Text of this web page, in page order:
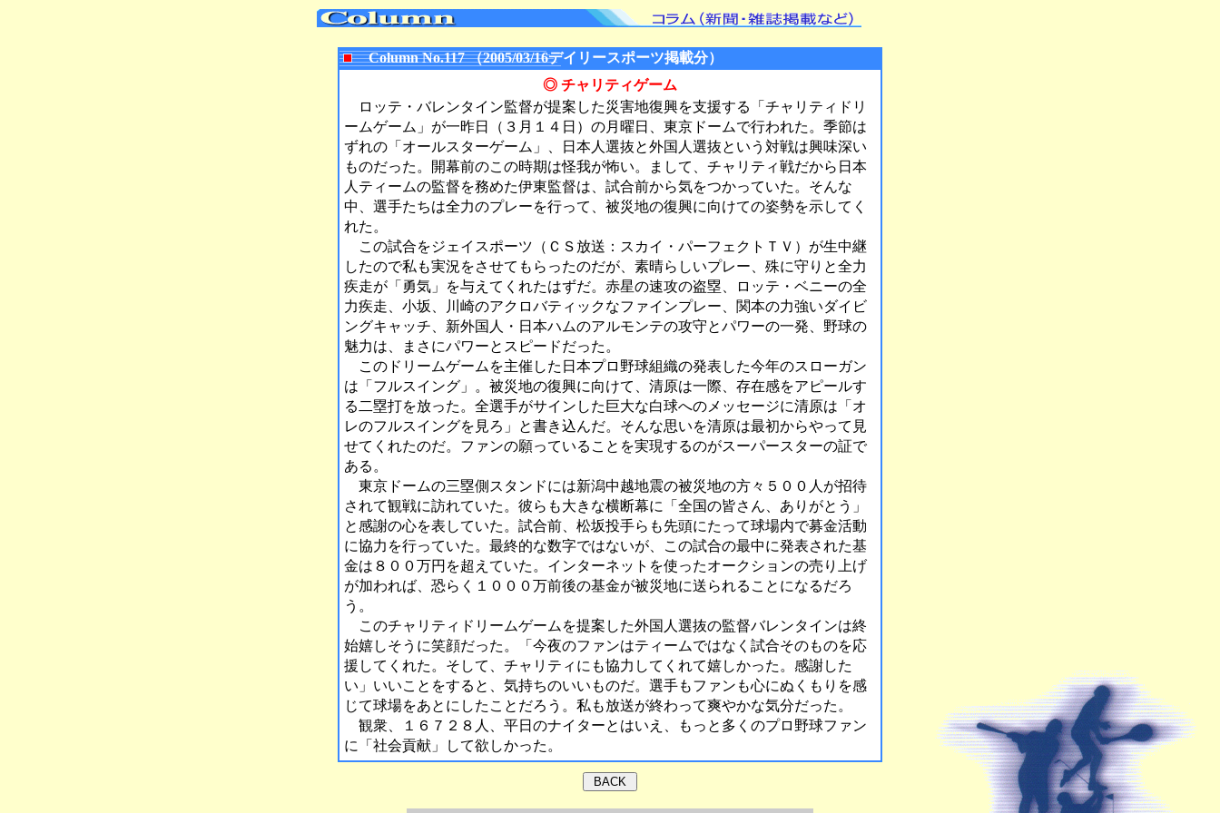
Column No.117 （2005/03/16デイリースポーツ掲載分）
◎ チャリティゲーム
ロッテ・バレンタイン監督が提案した災害地復興を支援する「チャリティドリ
ームゲーム」が一昨日（３月１４日）の月曜日、東京ドームで行われた。季節は
ずれの「オールスターゲーム」、日本人選抜と外国人選抜という対戦は興味深い
ものだった。開幕前のこの時期は怪我が怖い。まして、チャリティ戦だから日本
人ティームの監督を務めた伊東監督は、試合前から気をつかっていた。そんな
中、選手たちは全力のプレーを行って、被災地の復興に向けての姿勢を示してく
れた。
この試合をジェイスポーツ（ＣＳ放送：スカイ・パーフェクトＴＶ）が生中継
したので私も実況をさせてもらったのだが、素晴らしいプレー、殊に守りと全力
疾走が「勇気」を与えてくれたはずだ。赤星の速攻の盗塁、ロッテ・ベニーの全
力疾走、小坂、川崎のアクロバティックなファインプレー、関本の力強いダイビ
ングキャッチ、新外国人・日本ハムのアルモンテの攻守とパワーの一発、野球の
魅力は、まさにパワーとスピードだった。
このドリームゲームを主催した日本プロ野球組織の発表した今年のスローガン
は「フルスイング」。被災地の復興に向けて、清原は一際、存在感をアピールす
る二塁打を放った。全選手がサインした巨大な白球へのメッセージに清原は「オ
レのフルスイングを見ろ」と書き込んだ。そんな思いを清原は最初からやって見
せてくれたのだ。ファンの願っていることを実現するのがスーパースターの証で
ある。
東京ドームの三塁側スタンドには新潟中越地震の被災地の方々５００人が招待
されて観戦に訪れていた。彼らも大きな横断幕に「全国の皆さん、ありがとう」
と感謝の心を表していた。試合前、松坂投手らも先頭にたって球場内で募金活動
に協力を行っていた。最終的な数字ではないが、この試合の最中に発表された基
金は８００万円を超えていた。インターネットを使ったオークションの売り上げ
が加われば、恐らく１０００万前後の基金が被災地に送られることになるだろ
う。
このチャリティドリームゲームを提案した外国人選抜の監督バレンタインは終
始嬉しそうに笑顔だった。「今夜のファンはティームではなく試合そのものを応
援してくれた。そして、チャリティにも協力してくれて嬉しかった。感謝した
い」いいことをすると、気持ちのいいものだ。選手もファンも心にぬくもりを感
じて球場をあとにしたことだろう。私も放送が終わって爽やかな気分だった。
観衆、１６７２８人、平日のナイターとはいえ、もっと多くのプロ野球ファン
に「社会貢献」して欲しかった。